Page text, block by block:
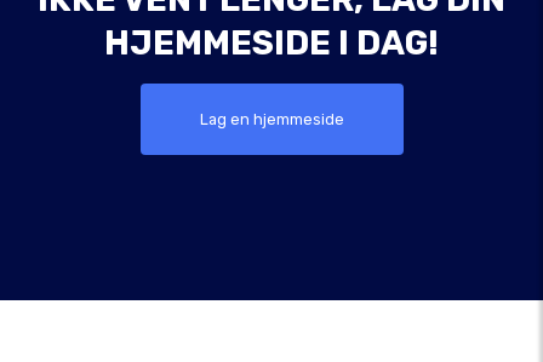
HJEMMESIDE I DAG!
Lag en hjemmeside